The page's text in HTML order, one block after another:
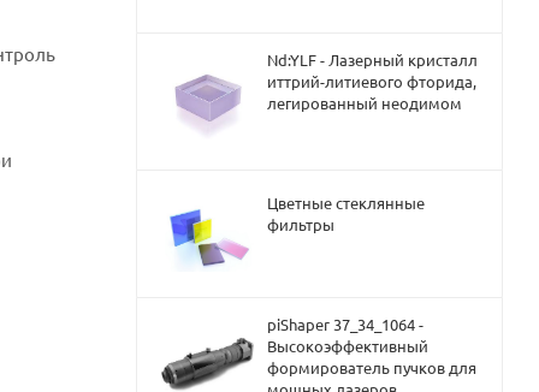
Nd:YLF - Лазерный кристалл
иттрий-литиевого фторида,
легированный неодимом
Цветные стеклянные
фильтры
piShaper 37_34_1064 -
Высокоэффективный
формирователь пучков для